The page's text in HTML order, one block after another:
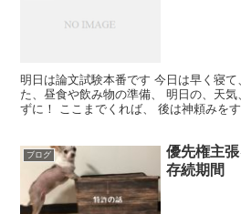
明日は論文試験本番です 今日は早く寝
た、昼食や飲み物の準備、 明日の、天
ずに！ ここまでくれば、 後は神頼みを
ブログ
優先権主
存続期間